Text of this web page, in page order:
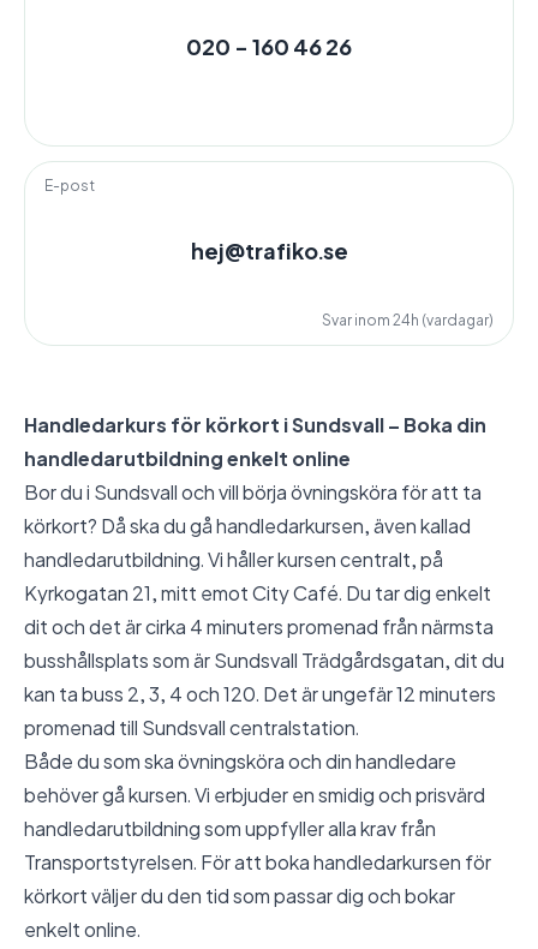
020 - 160 46 26
E-post
hej@trafiko.se
Svar inom 24h (vardagar)
Handledarkurs för körkort i Sundsvall – Boka din
handledarutbildning enkelt online
Bor du i Sundsvall och vill börja övningsköra för att ta
körkort? Då ska du gå handledarkursen, även kallad
handledarutbildning. Vi håller kursen centralt, på
Kyrkogatan 21, mitt emot City Café. Du tar dig enkelt
dit och det är cirka 4 minuters promenad från närmsta
busshållsplats som är Sundsvall Trädgårdsgatan, dit du
kan ta buss 2, 3, 4 och 120. Det är ungefär 12 minuters
promenad till Sundsvall centralstation.
Både du som ska övningsköra och din handledare
behöver gå kursen. Vi erbjuder en smidig och prisvärd
handledarutbildning som uppfyller alla krav från
Transportstyrelsen. För att boka handledarkursen för
körkort väljer du den tid som passar dig och bokar
enkelt online.